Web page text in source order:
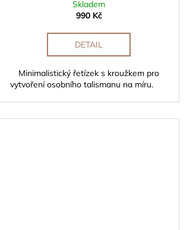
Skladem
990 Kč
DETAIL
Minimalistický řetízek s kroužkem pro
vytvoření osobního talismanu na míru.